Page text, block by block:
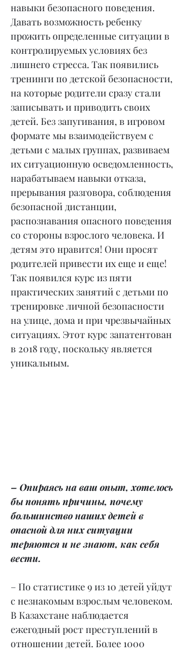
навыки безопасного поведения.
Давать возможность ребенку
прожить определенные ситуации в
контролируемых условиях без
лишнего стресса. Так появились
тренинги по детской безопасности,
на которые родители сразу стали
записывать и приводить своих
детей. Без запугивания, в игровом
формате мы взаимодействуем с
детьми с малых группах, развиваем
их ситуационную осведомленность,
нарабатываем навыки отказа,
прерывания разговора, соблюдения
безопасной дистанции,
распознавания опасного поведения
со стороны взрослого человека. И
детям это нравится! Они просят
родителей привести их еще и еще!
Так появился курс из пяти
практических занятий с детьми по
тренировке личной безопасности
на улице, дома и при чрезвычайных
ситуациях. Этот курс запатентован
в 2018 году, поскольку является
уникальным.
– Опираясь на ваш опыт, хотелось
бы понять причины, почему
большинство наших детей в
опасной для них ситуации
теряются и не знают, как себя
вести.
– По статистике 9 из 10 детей уйдут
с незнакомым взрослым человеком.
В Казахстане наблюдается
ежегодный рост преступлений в
отношении детей. Более 1000